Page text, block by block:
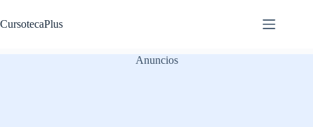
al
contenido
CursotecaPlus
Anuncios